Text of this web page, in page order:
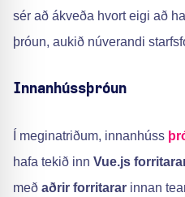
sér að ákveða hvort eigi að
þróun, aukið núverandi
Innanhússþróun
Í meginatriðum, innanhúss
hafa tekið inn Vue.js
með aðrir forritarar innan